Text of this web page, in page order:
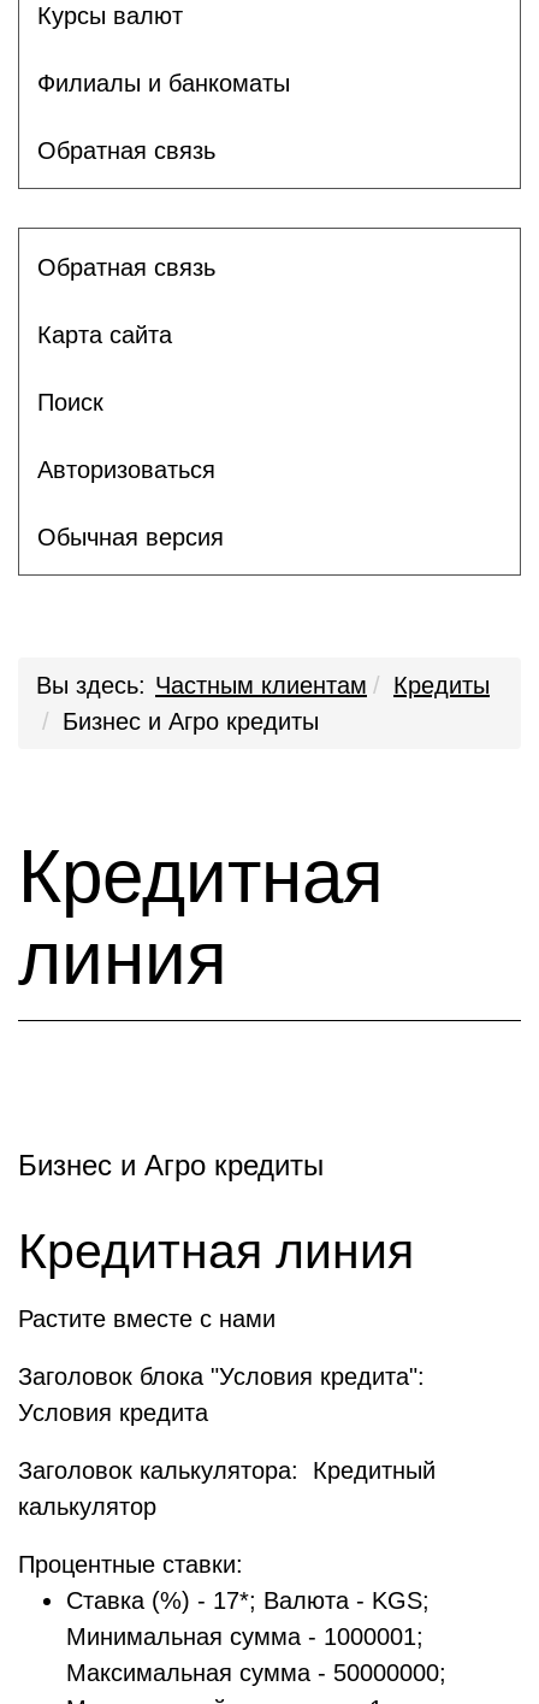
Курсы валют
Филиалы и банкоматы
Обратная связь
Обратная связь
Карта сайта
Поиск
Авторизоваться
Обычная версия
Вы здесь: Частным клиентам
Кредиты
Бизнес и Агро кредиты
Кредитная
линия
Бизнес и Агро кредиты
Кредитная линия
Растите вместе с нами
Заголовок блока "Условия кредита":
Условия кредита
Заголовок калькулятора: Кредитный
калькулятор
Процентные ставки:
Ставка (%) - 17*; Валюта - KGS;
Минимальная сумма - 1000001;
Максимальная сумма - 50000000;